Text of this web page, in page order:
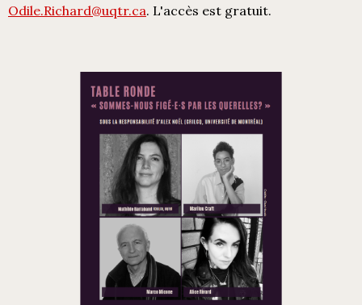
Odile.Richard@uqtr.ca. L'accès est gratuit.